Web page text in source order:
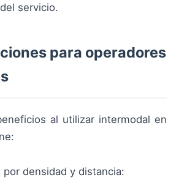
servicio.
para operadores
al utilizar intermodal en
por densidad y distancia: